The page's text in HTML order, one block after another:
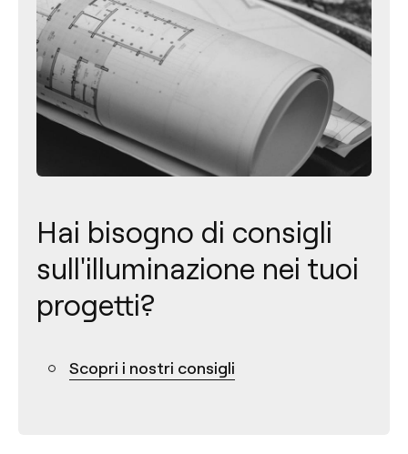
Hai bisogno di consigli
sull'illuminazione nei tuoi
progetti?
Scopri i nostri consigli